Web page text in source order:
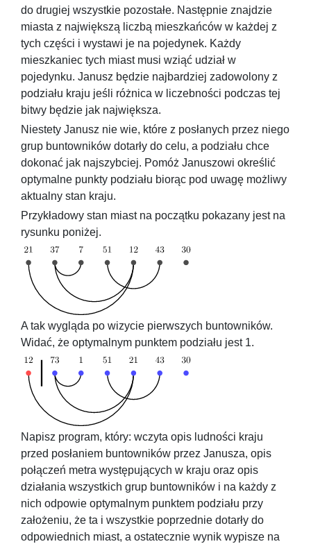
do drugiej wszystkie pozostałe. Następnie znajdzie
miasta z największą liczbą mieszkańców w każdej z
tych części i wystawi je na pojedynek. Każdy
mieszkaniec tych miast musi wziąć udział w
pojedynku. Janusz będzie najbardziej zadowolony z
podziału kraju jeśli różnica w liczebności podczas tej
bitwy będzie jak największa.
Niestety Janusz nie wie, które z posłanych przez niego
grup buntowników dotarły do celu, a podziału chce
dokonać jak najszybciej. Pomóż Januszowi określić
optymalne punkty podziału biorąc pod uwagę możliwy
aktualny stan kraju.
Przykładowy stan miast na początku pokazany jest na
rysunku poniżej.
A tak wygląda po wizycie pierwszych buntowników.
Widać, że optymalnym punktem podziału jest 1.
Napisz program, który: wczyta opis ludności kraju
przed posłaniem buntowników przez Janusza, opis
połączeń metra występujących w kraju oraz opis
działania wszystkich grup buntowników i na każdy z
nich odpowie optymalnym punktem podziału przy
założeniu, że ta i wszystkie poprzednie dotarły do
odpowiednich miast, a ostatecznie wynik wypisze na